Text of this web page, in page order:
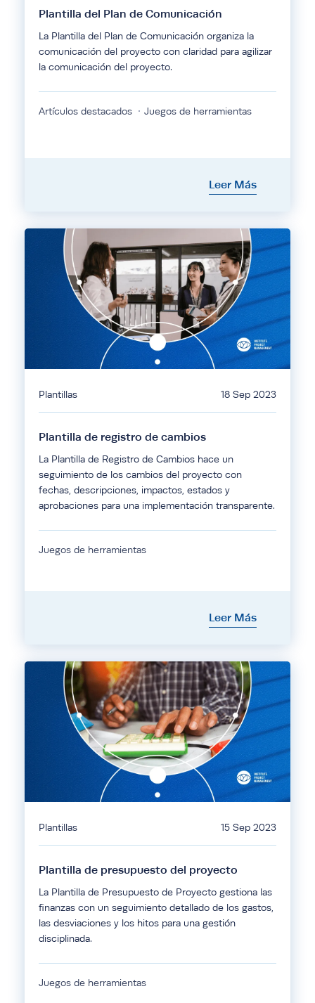
Plantilla del Plan de Comunicación
La Plantilla del Plan de Comunicación organiza la
comunicación del proyecto con claridad para agilizar
la comunicación del proyecto.
Artículos destacados Juegos de herramientas
Leer Más
Plantillas 18 Sep 2023
Plantilla de registro de cambios
La Plantilla de Registro de Cambios hace un
seguimiento de los cambios del proyecto con
fechas, descripciones, impactos, estados y
aprobaciones para una implementación transparente.
Juegos de herramientas
Leer Más
Plantillas 15 Sep 2023
Plantilla de presupuesto del proyecto
La Plantilla de Presupuesto de Proyecto gestiona las
finanzas con un seguimiento detallado de los gastos,
las desviaciones y los hitos para una gestión
disciplinada.
Juegos de herramientas